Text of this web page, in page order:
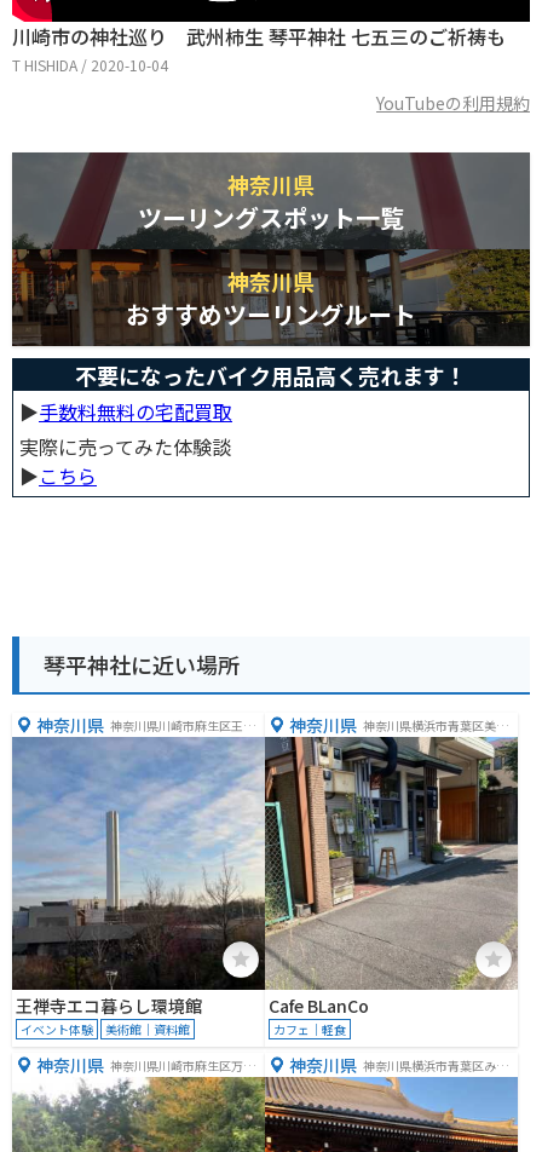
川崎市の神社巡り 武州柿生 琴平神社 七五三のご祈祷も
T HISHIDA / 2020-10-04
YouTubeの利用規約
神奈川県
ツーリングスポット一覧
神奈川県
おすすめツーリングルート
不要になったバイク用品高く売れます！
▶︎手数料無料の宅配買取
実際に売ってみた体験談
▶︎こちら
琴平神社に近い場所
神奈川県 神奈川県川崎市麻生区王禅
王禅寺エコ暮らし環境館
イベント体験 美術館｜資料館
神奈川県 神奈川県横浜市青葉区美し
が丘西３丁目３−１０
Cafe BLanCo
カフェ｜軽食
神奈川県 神奈川県川崎市麻生区万福
寺３丁目２−３
神奈川県 神奈川県横浜市青葉区みた
け台３２−１７